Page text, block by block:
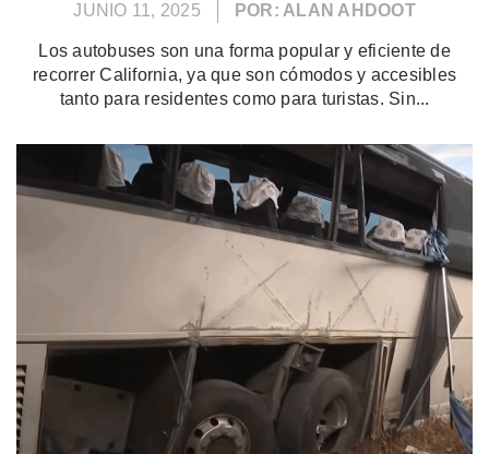
JUNIO 11, 2025 POR: ALAN AHDOOT
Los autobuses son una forma popular y eficiente de
recorrer California, ya que son cómodos y accesibles
tanto para residentes como para turistas. Sin...